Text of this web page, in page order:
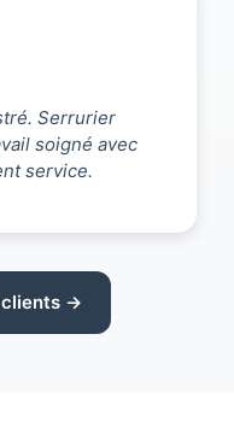
Serrurier
soigné avec
service.
clients →